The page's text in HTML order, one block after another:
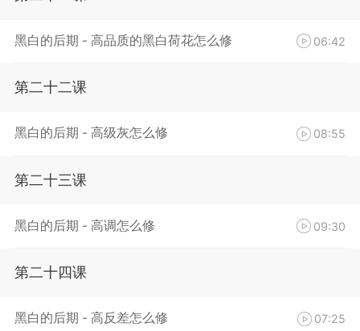
黑白的后期 - 高品质的黑白荷花怎么修 06:42
第二十二课
黑白的后期 - 高级灰怎么修 08:55
第二十三课
黑白的后期 - 高调怎么修 09:30
第二十四课
黑白的后期 - 高反差怎么修 07:25